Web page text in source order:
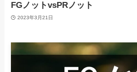
FGノットvsPRノット
2023年3月21日